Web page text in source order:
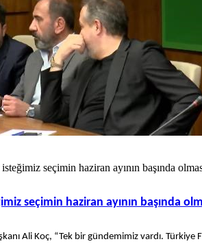
seçimin haziran ayının başında
seçimin haziran ayının başında
Ali Koç, “Tek bir gündemimiz vardı.